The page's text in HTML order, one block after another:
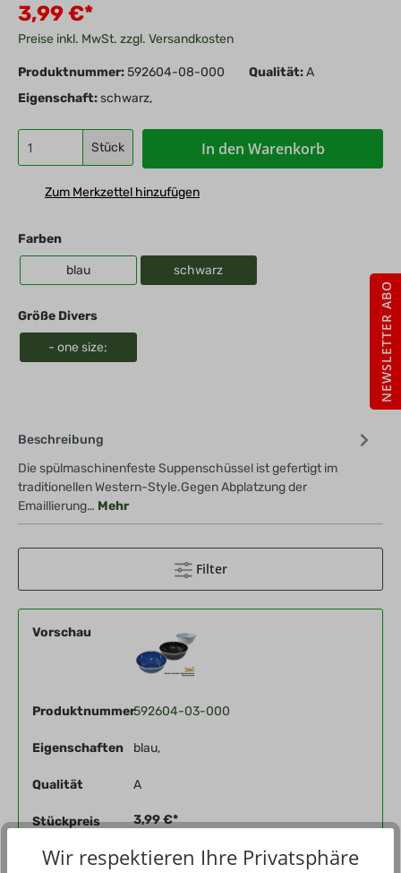
3,99 €*
Preise inkl. MwSt. zzgl. Versandkosten
Produktnummer:592604-08-000 Qualität:A
Eigenschaft:schwarz,
Stück In den Warenkorb
Zum Merkzettel hinzufügen
Farben
blau schwarz
Größe Divers
- one size;
Beschreibung
Die spülmaschinenfeste Suppenschüssel ist gefertigt im
traditionellen Western-Style.Gegen Abplatzung der
Emaillierung… Mehr
Filter
Vorschau
Produktnummer592604-03-000
Eigenschaften blau,
Qualität A
Stückpreis 3,99 €*
Kaufen
Wir respektieren Ihre Privatsphäre
NEWSLETTER ABO